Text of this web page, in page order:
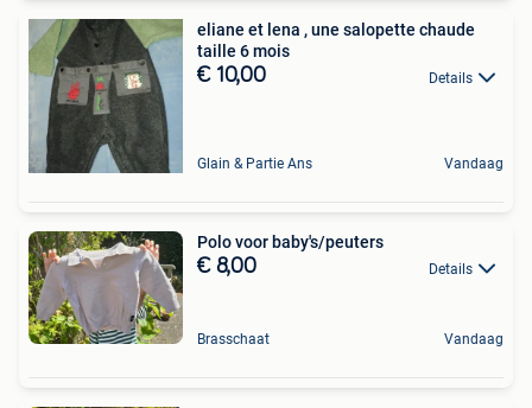
eliane et lena , une salopette chaude
taille 6 mois
€ 10,00 Details
Glain & Partie Ans Vandaag
Polo voor baby's/peuters
€ 8,00 Details
Brasschaat Vandaag